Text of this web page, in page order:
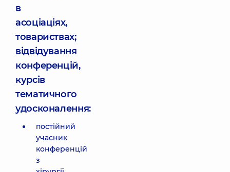
в
асоціаціях,
товариствах;
відвідування
конференцій,
курсів
тематичного
удосконалення:
постійний
учасник
конференцій
з